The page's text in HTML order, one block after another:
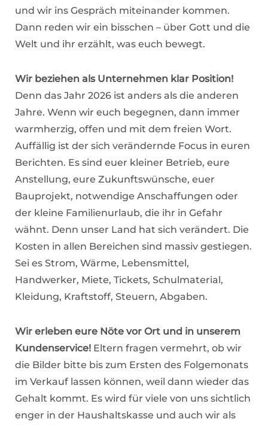
und wir ins Gespräch miteinander kommen.
Dann reden wir ein bisschen – über Gott und die
Welt und ihr erzählt, was euch bewegt.
Wir beziehen als Unternehmen klar Position!
Denn das Jahr 2026 ist anders als die anderen
Jahre. Wenn wir euch begegnen, dann immer
warmherzig, offen und mit dem freien Wort.
Auffällig ist der sich verändernde Focus in euren
Berichten. Es sind euer kleiner Betrieb, eure
Anstellung, eure Zukunftswünsche, euer
Bauprojekt, notwendige Anschaffungen oder
der kleine Familienurlaub, die ihr in Gefahr
wähnt. Denn unser Land hat sich verändert. Die
Kosten in allen Bereichen sind massiv gestiegen.
Sei es Strom, Wärme, Lebensmittel,
Handwerker, Miete, Tickets, Schulmaterial,
Kleidung, Kraftstoff, Steuern, Abgaben.
Wir erleben eure Nöte vor Ort und in unserem
Kundenservice! Eltern fragen vermehrt, ob wir
die Bilder bitte bis zum Ersten des Folgemonats
im Verkauf lassen können, weil dann wieder das
Gehalt kommt. Es wird für viele von uns sichtlich
enger in der Haushaltskasse und auch wir als